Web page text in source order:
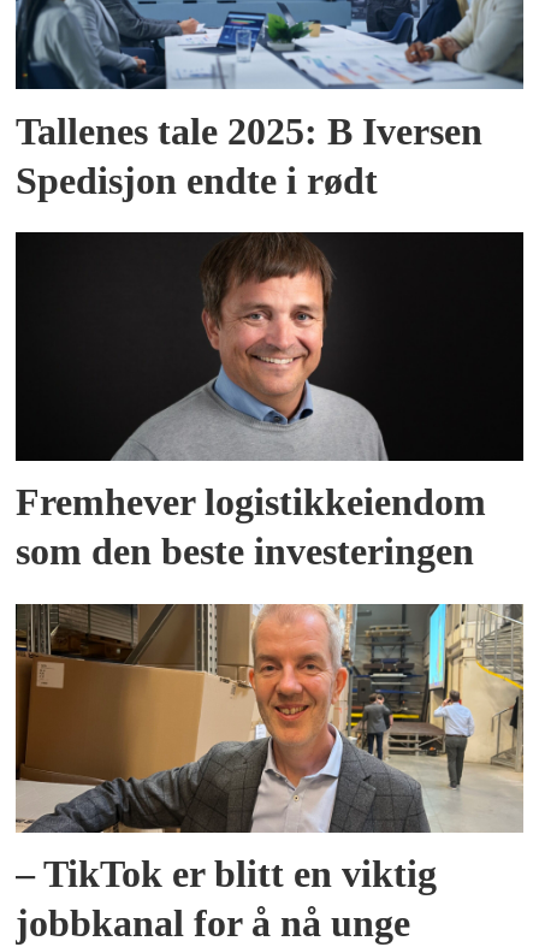
Tallenes tale 2025: B Iversen
Spedisjon endte i rødt
Fremhever logistikkeiendom
som den beste investeringen
– TikTok er blitt en viktig
jobbkanal for å nå unge